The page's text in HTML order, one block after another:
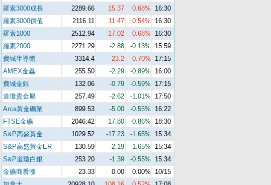
羅素3000成長
2289.66 15.37 0.68%
16:30
羅素3000價值
2116.11 11.47 0.54%
16:30
羅素1000
2512.94 17.02 0.68%
16:30
羅素2000
2271.29 -2.88 -0.13%
15:59
費城半導體
3314.4 23.2 0.70%
17:15
AMEX金蟲
255.50 -2.29 -0.89%
16:00
費城金銀
132.06 -0.79 -0.59%
17:15
道瓊貴金屬
257.49 -2.62 -1.01%
17:50
Arca黃金礦業
899.53 -5.00 -0.55%
16:22
FTSE金礦
2046.42 -17.80 -0.86%
18:30
S&P高盛黃金
1029.52 -17.23 -1.65%
15:34
S&P高盛黃金ER
130.59 -2.19 -1.65%
15:34
S&P道瓊白銀
253.20 -1.39 -0.55%
15:34
金礦商看漲
23.33 0.00 0.00%
10/15